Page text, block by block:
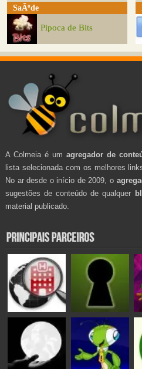
SaÃºde
Pipoca de Bits
A Colmeia é um agregador de
lista selecionada com os melhores
No ar desde o início de 2009, o
sugestões de conteúdo de qualquer
material publicado.